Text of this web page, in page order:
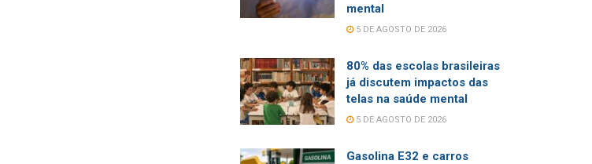
mental
5 DE AGOSTO DE 2026
80% das escolas brasileiras
já discutem impactos das
telas na saúde mental
5 DE AGOSTO DE 2026
Gasolina E32 e carros